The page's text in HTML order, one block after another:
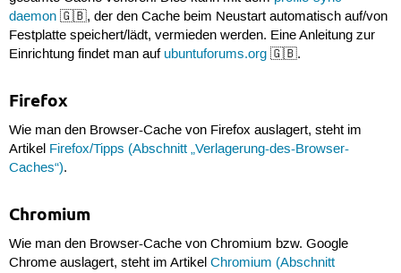
daemon🇬🇧, der den Cache beim Neustart automatisch auf/von
Festplatte speichert/lädt, vermieden werden. Eine Anleitung zur
Einrichtung findet man auf ubuntuforums.org🇬🇧.
Firefox
Wie man den Browser-Cache von Firefox auslagert, steht im
Artikel Firefox/Tipps (Abschnitt „Verlagerung-des-Browser-
Caches“).
Chromium
Wie man den Browser-Cache von Chromium bzw. Google
Chrome auslagert, steht im Artikel Chromium (Abschnitt